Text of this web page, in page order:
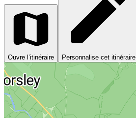
Ouvre l’itinéraire Personnalise cet itinéraire